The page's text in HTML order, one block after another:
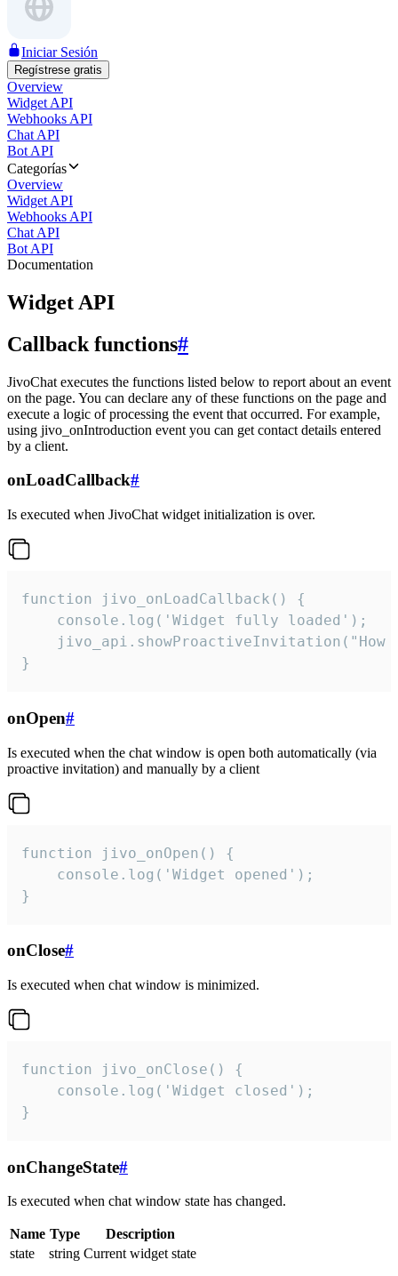
Iniciar Sesión
Regístrese gratis
Overview
Widget API
Webhooks API
Chat API
Bot API
Categorías
Overview
Widget API
Webhooks API
Chat API
Bot API
Documentation
Widget API
Callback functions#
JivoChat executes the functions listed below to report about an event
on the page. You can declare any of these functions on the page and
execute a logic of processing the event that occurred. For example,
using jivo_onIntroduction event you can get contact details entered
by a client.
onLoadCallback#
Is executed when JivoChat widget initialization is over.
function jivo_onLoadCallback() {
    console.log('Widget fully loaded');
jivo_api.showProactiveInvitation("How
}
onOpen#
Is executed when the chat window is open both automatically (via
proactive invitation) and manually by a client
function jivo_onOpen() {
    console.log('Widget opened');
}
onClose#
Is executed when chat window is minimized.
function jivo_onClose() {
    console.log('Widget closed');
}
onChangeState#
Is executed when chat window state has changed.
Name Type
Description
state
string Current widget state